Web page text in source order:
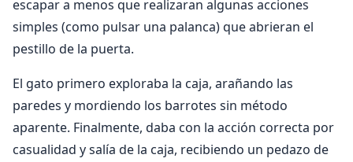
escapar a menos que realizaran algunas acciones
simples (como pulsar una palanca) que abrieran el
pestillo de la puerta.
El gato primero exploraba la caja, arañando las
paredes y mordiendo los barrotes sin método
aparente. Finalmente, daba con la acción correcta por
casualidad y salía de la caja, recibiendo un pedazo de